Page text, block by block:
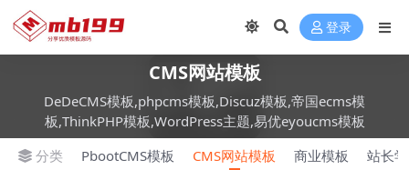
登录
CMS网站模板
DeDeCMS模板,phpcms模板,Discuz模板,帝国ecms模
板,ThinkPHP模板,WordPress主题,易优eyoucms模板
分类
PbootCMS模板 CMS网站模板 商业模板
站长